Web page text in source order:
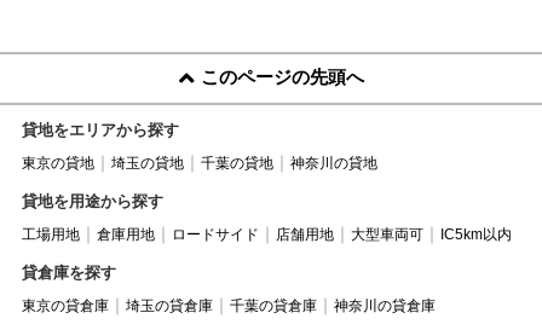
このページの先頭へ
貸地をエリアから探す
東京の貸地 埼玉の貸地 千葉の貸地 神奈川の貸地
貸地を用途から探す
工場用地 倉庫用地 ロードサイド 店舗用地 大型車両可 IC5km以内
貸倉庫を探す
東京の貸倉庫 埼玉の貸倉庫 千葉の貸倉庫 神奈川の貸倉庫